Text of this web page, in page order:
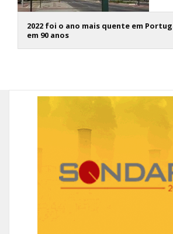
2022 foi o ano mais quente em
em 90 anos